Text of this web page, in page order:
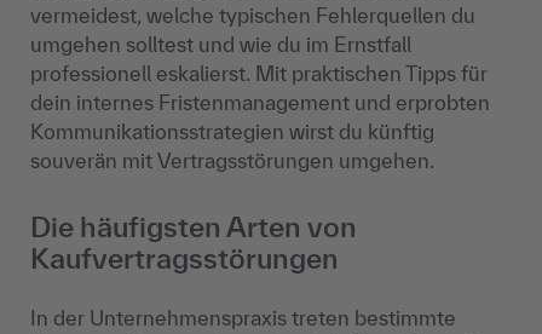
vermeidest, welche typischen Fehlerquellen du
umgehen solltest und wie du im Ernstfall
professionell eskalierst. Mit praktischen Tipps für
dein internes Fristenmanagement und erprobten
Kommunikationsstrategien wirst du künftig
souverän mit Vertragsstörungen umgehen.
Die häufigsten Arten von
Kaufvertragsstörungen
In der Unternehmenspraxis treten bestimmte